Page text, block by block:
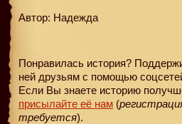
Автор: Надежда
Понравилась история?
ней друзьям с помощью
Если Вы знаете историю
присылайте её нам (
требуется).